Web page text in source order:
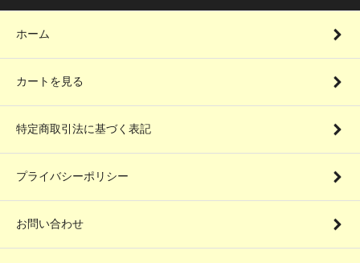
ホーム
カートを見る
特定商取引法に基づく表記
プライバシーポリシー
お問い合わせ